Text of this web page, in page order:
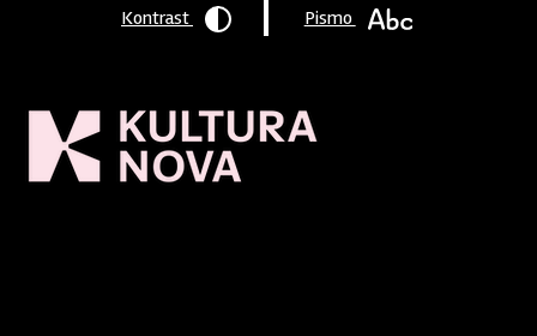
Kontrast Pismo